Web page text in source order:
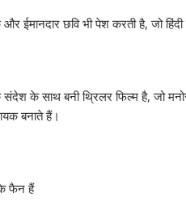
ईमानदार छवि भी पेश करती है, जो
संदेश के साथ बनी थ्रिलर फिल्म है, जो
बनाते हैं।
फैन हैं